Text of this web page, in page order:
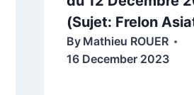
(Sujet: Frelon
By Mathieu ROUER
16 December 2023